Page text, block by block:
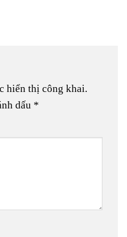
hiển thị công khai.
dấu *